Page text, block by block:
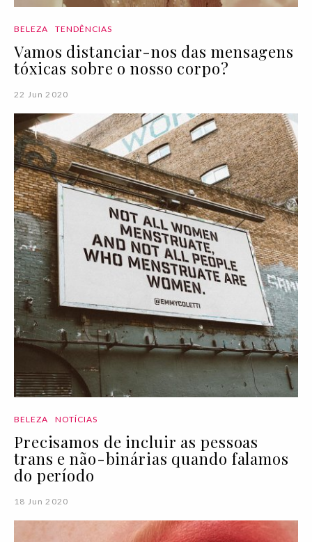
BELEZA TENDÊNCIAS
Vamos distanciar-nos das mensagens
tóxicas sobre o nosso corpo?
22 Jun 2020
BELEZA NOTÍCIAS
Precisamos de incluir as pessoas
trans e não-binárias quando falamos
do período
18 Jun 2020